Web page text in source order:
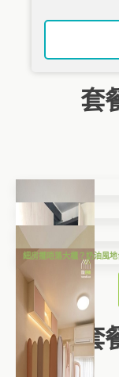
套
細房擺唔落大櫃？奶油風
套